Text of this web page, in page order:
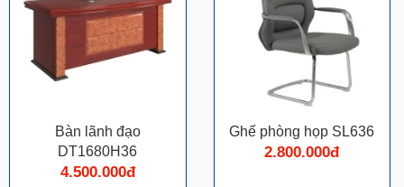
Bàn lãnh đạo
DT1680H36
4.500.000đ
Ghế phòng họp SL636
2.800.000đ